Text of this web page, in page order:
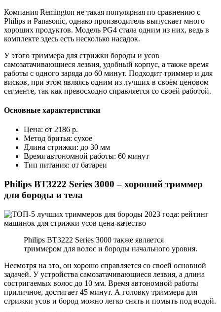
Компания Remington не такая популярная по сравнению с
Philips и Panasonic, однако производитель выпускает много
хороших продуктов. Модель PG4 стала одним из них, ведь в
комплекте здесь есть несколько насадок.
У этого триммера для стрижки бороды и усов
самозатачивающиеся лезвия, удобный корпус, а также время
работы с одного заряда до 60 минут. Подходит триммер и для
висков, при этом являясь одним из лучших в своём ценовом
сегменте, так как превосходно справляется со своей работой.
Основные характеристики
Цена: от 2186 р.
Метод бритья: сухое
Длина стрижки: до 30 мм
Время автономной работы: 60 минут
Тип питания: от батареи
Philips BT3222 Series 3000 – хороший триммер
для бороды и тела
Philips BT3222 Series 3000 также является
триммером для волос и бороды начального уровня.
Несмотря на это, он хорошо справляется со своей основной
задачей. У устройства самозатачивающиеся лезвия, а длина
состригаемых волос до 10 мм. Время автономной работы
приличное, достигает 45 минут. А головку триммера для
стрижки усов и бород можно легко снять и помыть под водой.